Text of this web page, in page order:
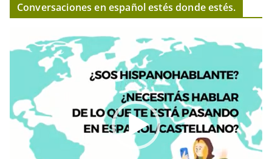
Conversaciones en español estés donde estés.
e
d